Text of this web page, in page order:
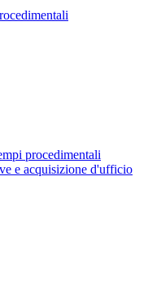
procedimentali
e acquisizione d'ufficio